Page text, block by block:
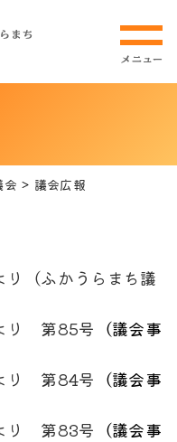
会 議会広報
り（ふかうらまち議
り 第85号 （議会事
り 第84号 （議会事
り 第83号 （議会事